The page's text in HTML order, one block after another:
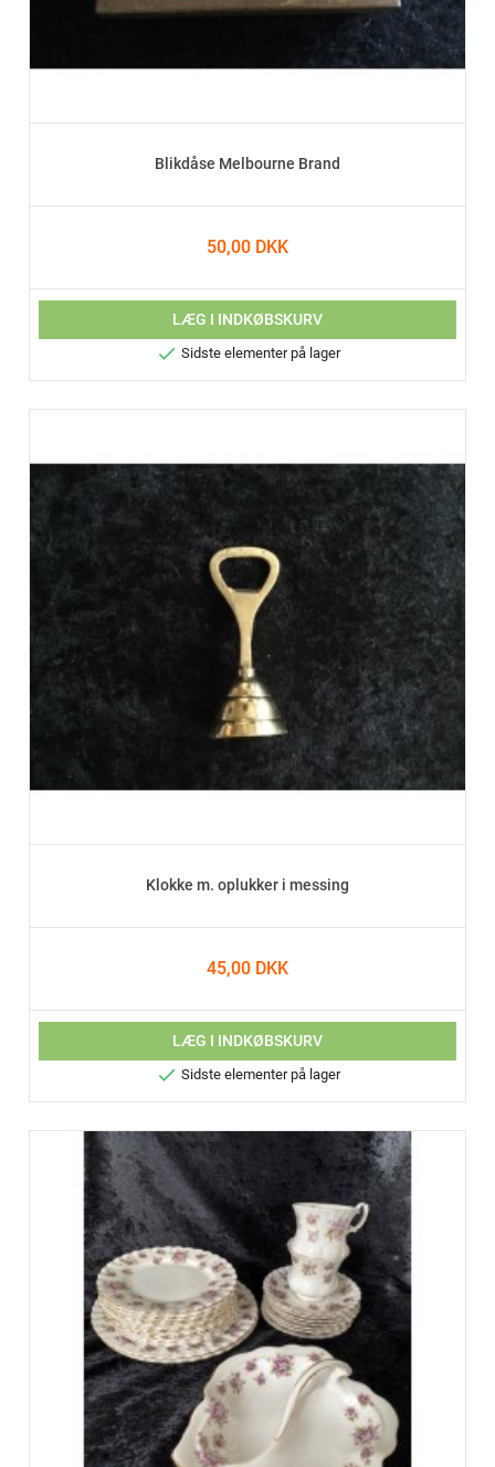
Blikdåse Melbourne Brand
50,00 DKK
LÆG I INDKØBSKURV
 Sidste elementer på lager
Klokke m. oplukker i messing
45,00 DKK
LÆG I INDKØBSKURV
 Sidste elementer på lager